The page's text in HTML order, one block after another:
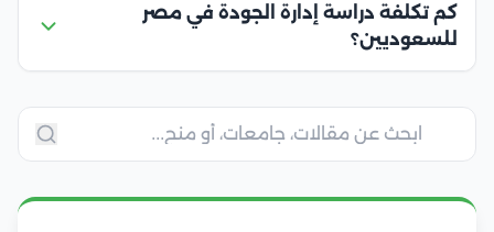
كم تكلفة دراسة إدارة الجودة في مصر
للسعوديين؟